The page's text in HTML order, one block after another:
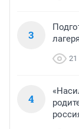
3
21
4